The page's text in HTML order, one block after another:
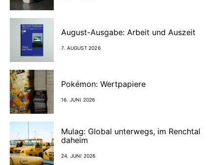
August-Ausgabe: Arbeit und Auszeit
7. AUGUST 2026
Pokémon: Wertpapiere
16. JUNI 2026
Mulag: Global unterwegs, im Renchtal
daheim
24. JUNI 2026